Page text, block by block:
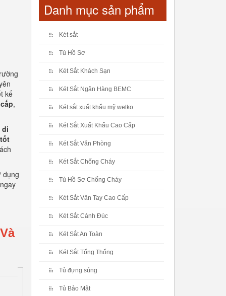
kế
,
di
dụng
Danh mục sản phẩm
Két sắt
Tủ Hồ Sơ
Két Sắt Khách Sạn
Két Sắt Ngân Hàng BEMC
Két sắt xuất khẩu mỹ welko
Két Sắt Xuất Khẩu Cao Cấp
Két Sắt Văn Phòng
Két Sắt Chống Cháy
Tủ Hồ Sơ Chống Cháy
Két Sắt Vân Tay Cao Cấp
Két Sắt Cánh Đúc
Két Sắt An Toàn
Két Sắt Tổng Thống
Tủ đựng súng
Tủ Bảo Mật